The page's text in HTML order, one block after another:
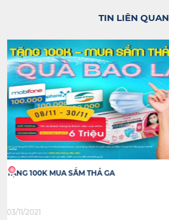
TIN LIÊN QUAN
SẮM OPPO NHẬN TAI NGHE MIỄN PHÍ
03/11/2021